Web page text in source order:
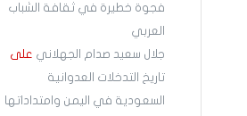
فجوة خطيرة في ثقافة الشباب
العربي
جلال سعيد صدام الجهلاني على
تاريخ التدخلات العدوانية
السعودية في اليمن وامتداداتها